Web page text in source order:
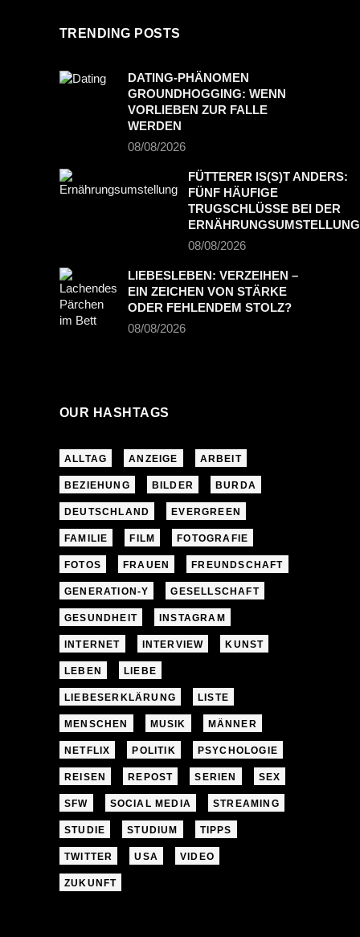
TRENDING POSTS
DATING-PHÄNOMEN
GROUNDHOGGING: WENN
VORLIEBEN ZUR FALLE
WERDEN
08/08/2026
FÜTTERER IS(S)T ANDERS:
FÜNF HÄUFIGE
TRUGSCHLÜSSE BEI DER
ERNÄHRUNGSUMSTELLUNG
08/08/2026
LIEBESLEBEN: VERZEIHEN –
EIN ZEICHEN VON STÄRKE
ODER FEHLENDEM STOLZ?
08/08/2026
OUR HASHTAGS
ALLTAG ANZEIGE ARBEIT
BEZIEHUNG BILDER BURDA
DEUTSCHLAND EVERGREEN
FAMILIE FILM FOTOGRAFIE
FOTOS FRAUEN FREUNDSCHAFT
GENERATION-Y GESELLSCHAFT
GESUNDHEIT INSTAGRAM
INTERNET INTERVIEW KUNST
LEBEN LIEBE
LIEBESERKLÄRUNG LISTE
MENSCHEN MUSIK MÄNNER
NETFLIX POLITIK PSYCHOLOGIE
REISEN REPOST SERIEN SEX
SFW SOCIAL MEDIA STREAMING
STUDIE STUDIUM TIPPS
TWITTER USA VIDEO
ZUKUNFT